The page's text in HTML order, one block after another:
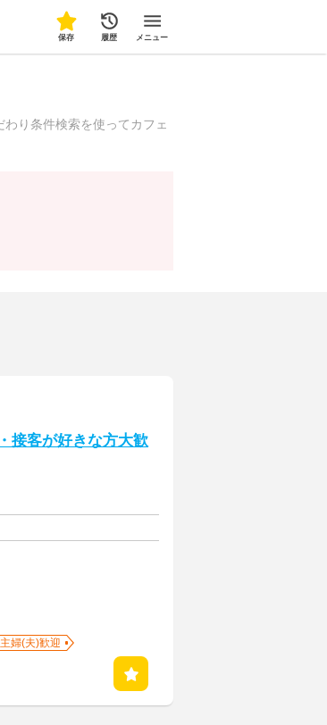
保存 履歴 メニュー
り条件検索を使ってカフェ
接客が好きな方大歓
主婦(夫)歓迎